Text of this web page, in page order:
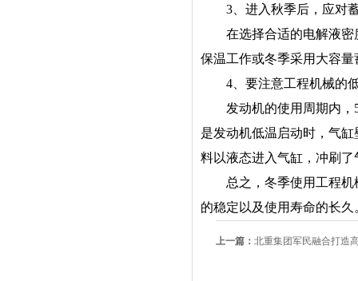
3、进入秋季后，应对蓄
在选择合适的电解液密
保温工作或冬季采用大容
4、要注意工程机械的
发动机的使用周期内，
是发动机低温启动时，气
料以液态进入气缸，冲刷
总之，冬季使用工程机
的稳定以及使用寿命的长久
上一篇：北重集团军民融合打造